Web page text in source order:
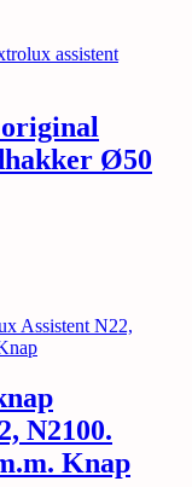
Ø50
N2100.
Knap